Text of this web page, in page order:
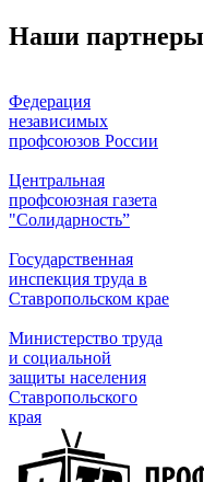
Наши партнеры
Федерация
независимых
профсоюзов России
Центральная
профсоюзная газета
"Солидарность”
Государственная
инспекция труда в
Ставропольском крае
Министерство труда
и социальной
защиты населения
Ставропольского
края